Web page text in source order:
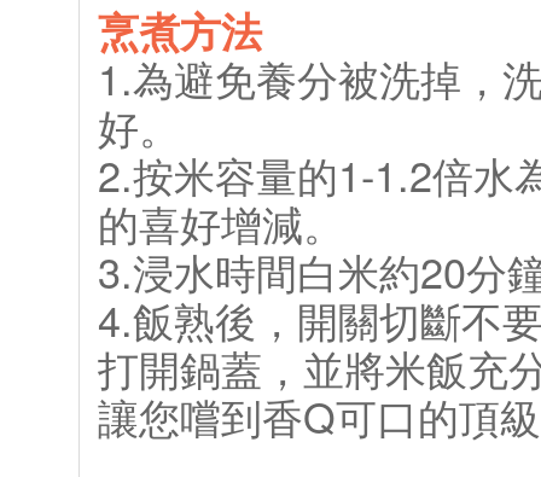
烹煮方法
1.為避免養分被洗掉，
好。
2.按米容量的1-1.2倍水
的喜好增減。
3.浸水時間白米約20分
4.飯熟後，開關切斷不
打開鍋蓋，並將米飯充
讓您嚐到香Q可口的頂